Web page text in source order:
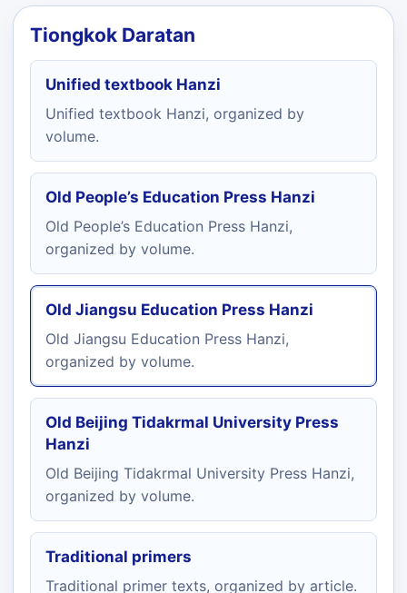
Tiongkok Daratan
Unified textbook Hanzi
Unified textbook Hanzi, organized by
volume.
Old People’s Education Press Hanzi
Old People’s Education Press Hanzi,
organized by volume.
Old Jiangsu Education Press Hanzi
Old Jiangsu Education Press Hanzi,
organized by volume.
Old Beijing Tidakrmal University Press
Hanzi
Old Beijing Tidakrmal University Press Hanzi,
organized by volume.
Traditional primers
Traditional primer texts, organized by article.